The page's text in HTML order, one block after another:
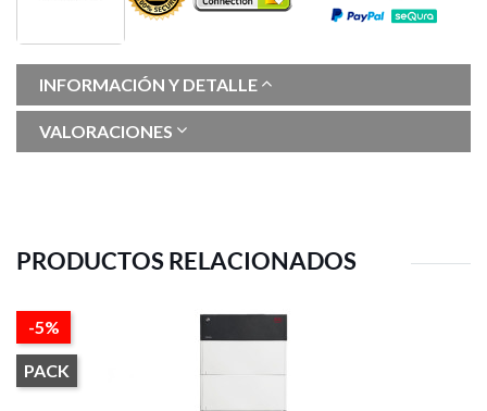
INFORMACIÓN Y DETALLE
VALORACIONES
PRODUCTOS RELACIONADOS
-5%
PACK